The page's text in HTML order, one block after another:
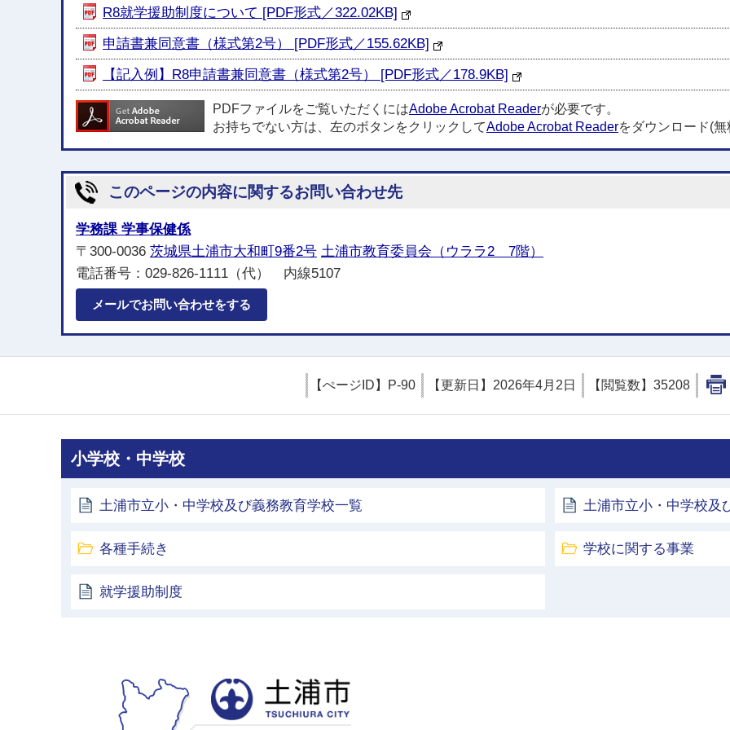
R8就学援助制度について [PDF形式／322.02KB]
申請書兼同意書（様式第2号） [PDF形式／155.62KB]
【記入例】R8申請書兼同意書（様式第2号） [PDF形式／178.9KB]
PDFファイルをご覧いただくにはAdobe Acrobat Readerが必要です。
お持ちでない方は、左のボタンをクリックしてAdobe Acrobat Readerをダウンロード(無
このページの内容に関するお問い合わせ先
学務課 学事保健係
〒300-0036 茨城県土浦市大和町9番2号 土浦市教育委員会（ウララ2 7階）
電話番号：029-826-1111（代） 内線5107
メールでお問い合わせをする
【ぺージID】 P-90 【更新日】 2026年4月2日 【閲覧数】 35208
小学校・中学校
土浦市立小・中学校及び義務教育学校一覧 土浦市立小・中学校及
各種手続き 学校に関する事業
就学援助制度